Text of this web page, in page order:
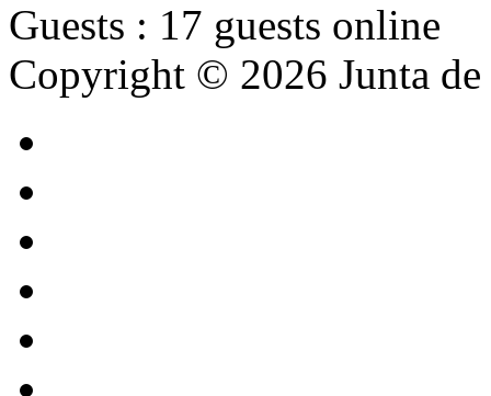
Guests : 17 guests online
Copyright © 2026 Junta de